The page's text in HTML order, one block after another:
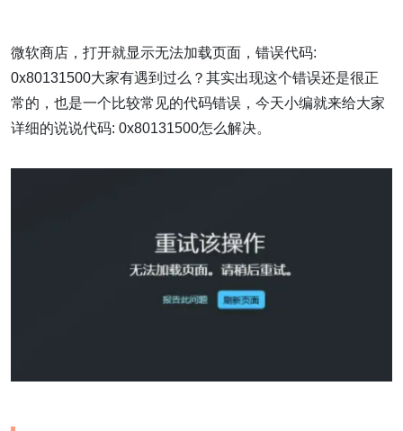
微软商店，打开就显示无法加载页面，错误代码:
0x80131500大家有遇到过么？其实出现这个错误还是很正
常的，也是一个比较常见的代码错误，今天小编就来给大家
详细的说说代码: 0x80131500怎么解决。